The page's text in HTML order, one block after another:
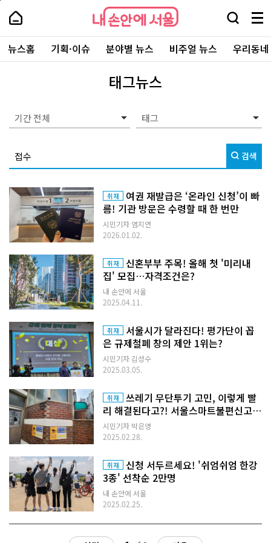
본
로
가
내
손
안
에
서
울
대
표
통
포
털
내
손
에
울
검
창
열
기
메
뉴
전
체
보
주
요
서
뉴스홈 기획·이슈 분야별 뉴스 비주얼 뉴스 우리동
태그뉴스
기간 전체
검색
취재
름! 기관 방문은 수령할 때 한 번만
시민기자 염지연
2026.01.02.
취재
집' 모집…자격조건은?
내 손안에 서울
2025.04.11.
취재
은 규제철폐 창의 제안 1위는?
시민기자 김성수
2025.03.05.
취재
리 해결된다고?! 서울스마트불편신고
앱
시민기자 박은영
2025.02.28.
취재
3종' 선착순 2만명
내 손안에 서울
2025.02.25.
페
상
단
로